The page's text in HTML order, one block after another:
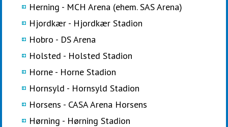
Herning - MCH Arena (ehem. SAS Arena)
Hjordkær - Hjordkær Stadion
Hobro - DS Arena
Holsted - Holsted Stadion
Horne - Horne Stadion
Hornsyld - Hornsyld Stadion
Horsens - CASA Arena Horsens
Hørning - Hørning Stadion